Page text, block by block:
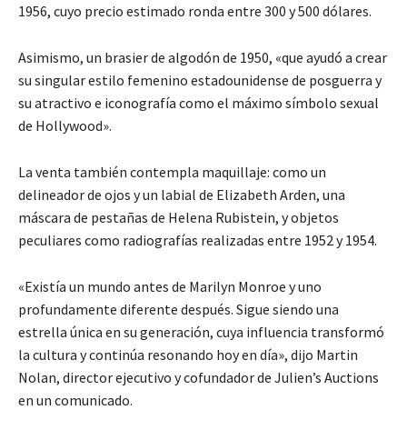
1956, cuyo precio estimado ronda entre 300 y 500 dólares.
Asimismo, un brasier de algodón de 1950, «que ayudó a crear
su singular estilo femenino estadounidense de posguerra y
su atractivo e iconografía como el máximo símbolo sexual
de Hollywood».
La venta también contempla maquillaje: como un
delineador de ojos y un labial de Elizabeth Arden, una
máscara de pestañas de Helena Rubistein, y objetos
peculiares como radiografías realizadas entre 1952 y 1954.
«Existía un mundo antes de Marilyn Monroe y uno
profundamente diferente después. Sigue siendo una
estrella única en su generación, cuya influencia transformó
la cultura y continúa resonando hoy en día», dijo Martin
Nolan, director ejecutivo y cofundador de Julien’s Auctions
en un comunicado.